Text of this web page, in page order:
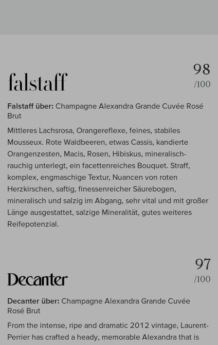
98
/100
Falstaff über: Champagne Alexandra Grande Cuvée Rosé
Brut
Mittleres Lachsrosa, Orangereflexe, feines, stabiles
Mousseux. Rote Waldbeeren, etwas Cassis, kandierte
Orangenzesten, Macis, Rosen, Hibiskus, mineralisch-
rauchig unterlegt, ein facettenreiches Bouquet. Straff,
komplex, engmaschige Textur, Nuancen von roten
Herzkirschen, saftig, finessenreicher Säurebogen,
mineralisch und salzig im Abgang, sehr vital und mit großer
Länge ausgestattet, salzige Mineralität, gutes weiteres
Reifepotenzial.
97
/100
Decanter über: Champagne Alexandra Grande Cuvée
Rosé Brut
From the intense, ripe and dramatic 2012 vintage, Laurent-
Perrier has crafted a heady, memorable Alexandra that is